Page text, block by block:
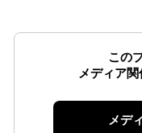
この
メディア
メデ